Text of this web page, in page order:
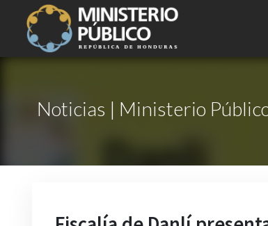
Noticias | Ministerio